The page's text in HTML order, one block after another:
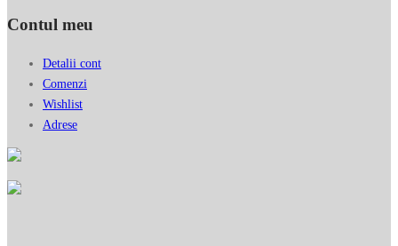
Contul meu
Detalii cont
Comenzi
Wishlist
Adrese